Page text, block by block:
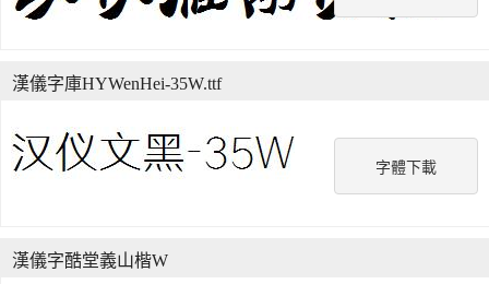
字體下載
漢儀字庫HYWenHei-35W.ttf
漢儀字酷堂義山楷W